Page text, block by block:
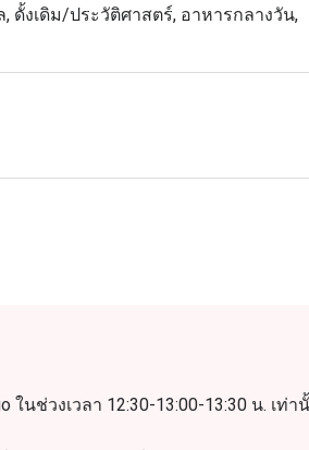
, ดั้งเดิม/ประวัติศาสตร์, อาหารกลางวัน,
นช่วงเวลา 12:30-13:00-13:30 น. เท่า